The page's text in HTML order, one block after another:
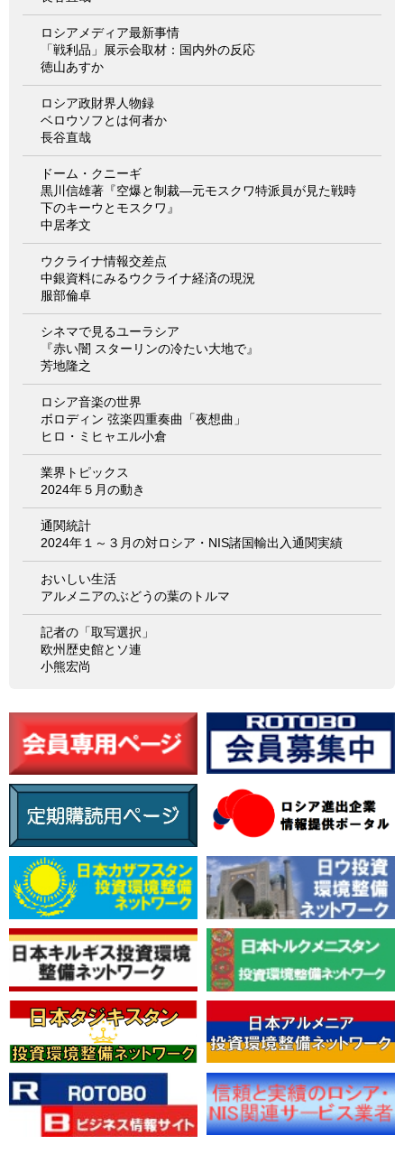
ロシアメディア最新事情
「戦利品」展示会取材：国内外の反応
徳山あすか
ロシア政財界人物録
ベロウソフとは何者か
長谷直哉
ドーム・クニーギ
黒川信雄著『空爆と制裁―元モスクワ特派員が見た戦時
下のキーウとモスクワ』
中居孝文
ウクライナ情報交差点
中銀資料にみるウクライナ経済の現況
服部倫卓
シネマで見るユーラシア
『赤い闇 スターリンの冷たい大地で』
芳地隆之
ロシア音楽の世界
ボロディン 弦楽四重奏曲「夜想曲」
ヒロ・ミヒャエル小倉
業界トピックス
2024年５月の動き
通関統計
2024年１～３月の対ロシア・NIS諸国輸出入通関実績
おいしい生活
アルメニアのぶどうの葉のトルマ
記者の「取写選択」
欧州歴史館とソ連
小熊宏尚